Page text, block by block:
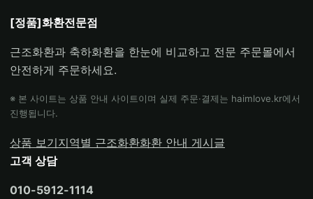
[정품]화환전문점
근조화환과 축하화환을 한눈에 비교하고 전문 주문몰에서
안전하게 주문하세요.
※ 본 사이트는 상품 안내 사이트이며 실제 주문·결제는 haimlove.kr에서
진행됩니다.
상품 보기지역별 근조화환화환 안내 게시글
고객 상담
010-5912-1114